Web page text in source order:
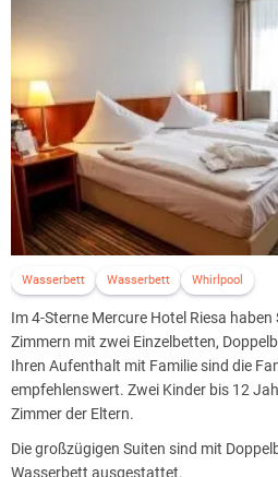
Wasserbett Wasserbett Whirlpool
Im 4-Sterne Mercure Hotel Riesa haben
Zimmern mit zwei Einzelbetten,
Ihren Aufenthalt mit Familie sind die
empfehlenswert. Zwei Kinder bis 12
Zimmer der Eltern.
Die großzügigen Suiten sind mit
Wasserbett ausgestattet.